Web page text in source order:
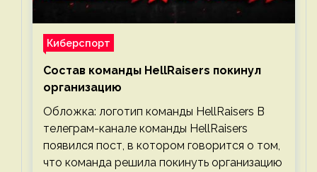
Киберспорт
Состав команды HellRaisers покинул
организацию
Обложка: логотип команды HellRaisers В
телеграм-канале команды HellRaisers
появился пост, в котором говорится о том,
что команда решила покинуть организацию